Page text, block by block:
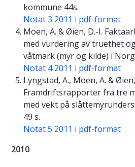
kommune 44s.
Notat 3 2011 i pdf-format
Moen, A. & Øien, D.-I.
med vurdering av truethet
våtmark (myr og kilde) i
Notat 4 2011 i pdf-format
Lyngstad, A., Moen, A. &
Framdriftsrapporter fra tre
med vekt på
49 s.
Notat 5 2011 i pdf-format
2010